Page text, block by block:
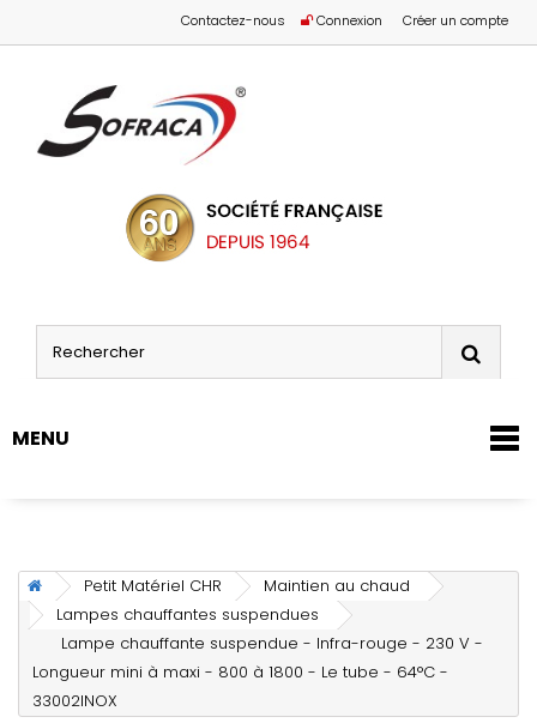
Créer un compte
Connexion
Contactez-nous
MENU
Petit Matériel CHR
Maintien au chaud
Lampes chauffantes suspendues
Lampe chauffante suspendue - Infra-rouge - 230 V -
Longueur mini à maxi - 800 à 1800 - Le tube - 64°C -
33002INOX